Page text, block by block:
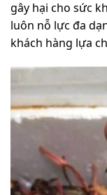
gây hại cho sức
luôn nỗ lực đa
khách hàng lựa